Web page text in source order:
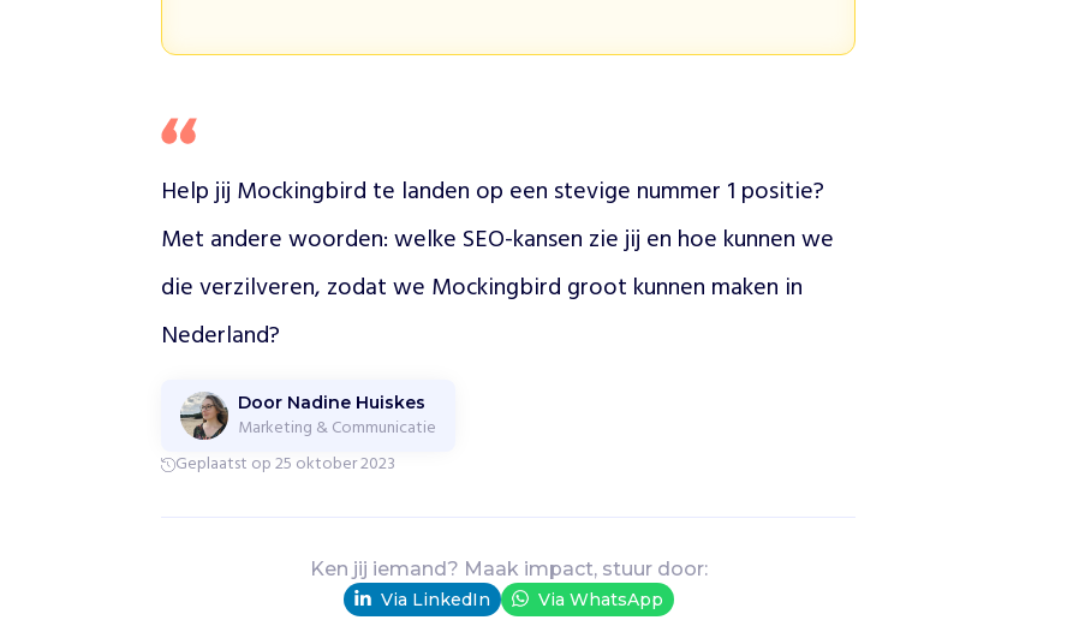
g
z
i
o
g
a
n
i
e
r
t
o
Help jij Mockingbird te landen op een stevige nummer 1 positie?
Met andere woorden: welke SEO-kansen zie jij en hoe kunnen we
die verzilveren, zodat we Mockingbird groot kunnen maken in
Nederland?
Door Nadine Huiskes
Marketing & Communicatie
Geplaatst op 25 oktober 2023
Ken jij iemand? Maak impact, stuur door:
Via LinkedIn Via WhatsApp